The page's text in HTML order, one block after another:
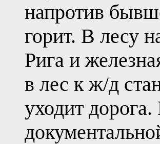
напротив
горит. В лесу
Рига и
в лес к ж/д
уходит